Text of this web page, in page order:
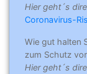
Hier geht´s
Coronavirus-
Wie gut halten
zum Schutz
Hier geht´s